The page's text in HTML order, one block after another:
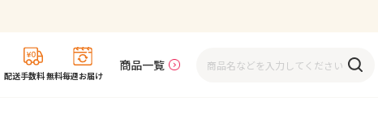
配送手数料 無料毎週お届け
商品一覧